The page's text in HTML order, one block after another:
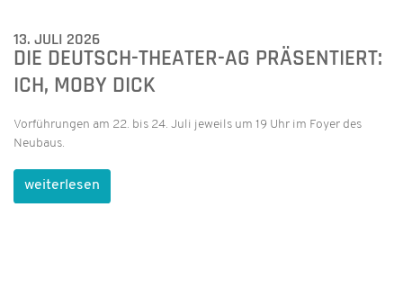
13. JULI 2026
DIE DEUTSCH-THEATER-AG PRÄSENTIERT:
ICH, MOBY DICK
Vorführungen am 22. bis 24. Juli jeweils um 19 Uhr im Foyer des
Neubaus.
weiterlesen